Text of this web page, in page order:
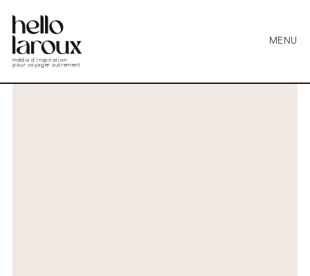
média d’inspiration
pour voyager autrement
MENU